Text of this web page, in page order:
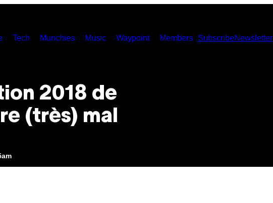
Tech Munchies Music Waypoint Members SubscribeNewsletter
2018 de
(très) mal